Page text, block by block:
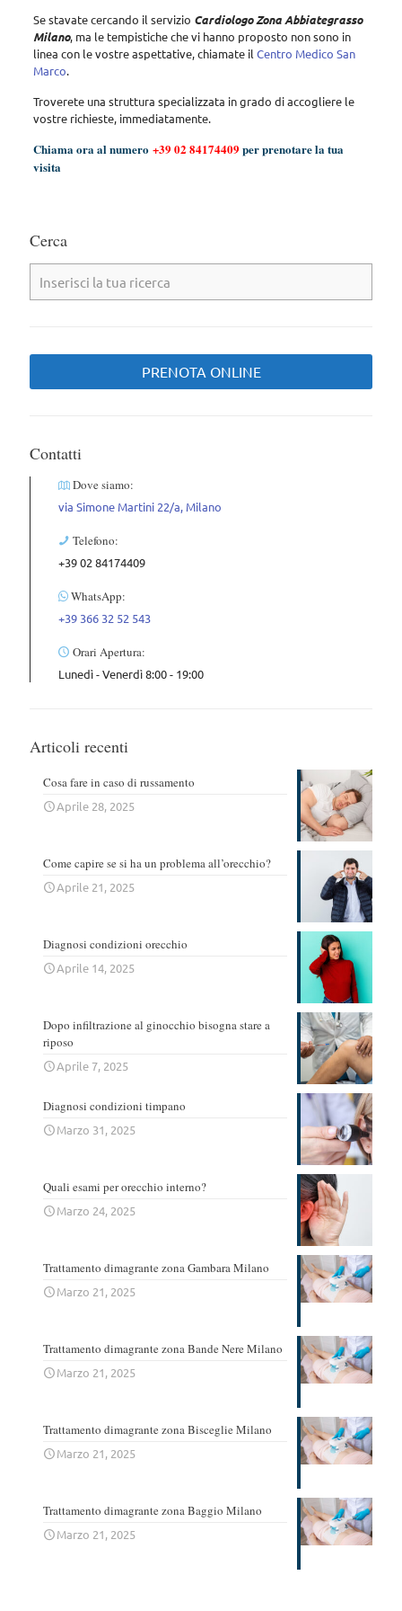
Se stavate cercando il servizio Cardiologo Zona Abbiategrasso
Milano, ma le tempistiche che vi hanno proposto non sono in
linea con le vostre aspettative, chiamate il Centro Medico San
Marco.
Troverete una struttura specializzata in grado di accogliere le
vostre richieste, immediatamente.
Chiama ora al numero +39 02 84174409per prenotare la tua
visita
Cerca
PRENOTA ONLINE
Contatti
Dove siamo:
via Simone Martini 22/a, Milano
Telefono:
+39 02 84174409
WhatsApp:
+39 366 32 52 543
Orari Apertura:
Lunedì - Venerdì 8:00 - 19:00
Articoli recenti
Cosa fare in caso di russamento
Aprile 28, 2025
Come capire se si ha un problema all’orecchio?
Aprile 21, 2025
Diagnosi condizioni orecchio
Aprile 14, 2025
Dopo infiltrazione al ginocchio bisogna stare a
riposo
Aprile 7, 2025
Diagnosi condizioni timpano
Marzo 31, 2025
Quali esami per orecchio interno?
Marzo 24, 2025
Trattamento dimagrante zona Gambara Milano
Marzo 21, 2025
Trattamento dimagrante zona Bande Nere Milano
Marzo 21, 2025
Trattamento dimagrante zona Bisceglie Milano
Marzo 21, 2025
Trattamento dimagrante zona Baggio Milano
Marzo 21, 2025